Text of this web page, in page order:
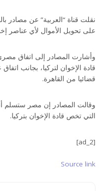
نقلت قناة “العربية” عن مصادر
على تحويل الأموال لأي عناصر
وأشارت المصادر إلى اتفاق
قادة الإخوان لتركيا، بجانب
قضائيا من القاهرة.
وقالت المصادر إن مصر ستسلم
التي تخص قادة الإخوان بتركيا.
[ad_2]
Source link